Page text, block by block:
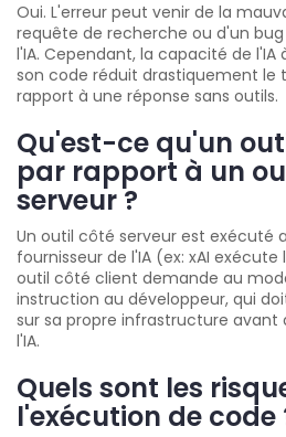
Oui. L'erreur peut venir de la
requête de recherche ou d'un
l'IA. Cependant, la capacité de l'IA
son code réduit drastiquement le
rapport à une réponse sans outils.
Qu'est-ce qu'un
par rapport à un
serveur ?
Un outil côté serveur est exécuté
fournisseur de l'IA (ex: xAI
outil côté client demande au
instruction au développeur, qui
sur sa propre infrastructure avant
l'IA.
Quels sont les
l'exécution de code